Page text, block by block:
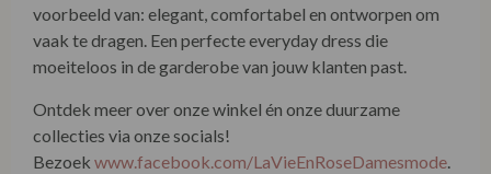
vaak te dragen. Een perfecte everyday dress die
moeiteloos in de garderobe van jouw klanten past.
Ontdek meer over onze winkel én onze duurzame
collecties via onze socials!
Bezoekwww.facebook.com/LaVieEnRoseDamesmode